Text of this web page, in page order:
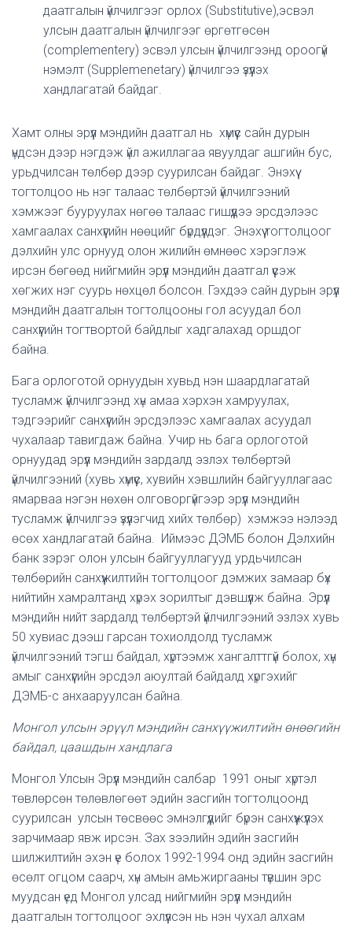
даатгалын үйлчилгээг орлох (Substitutive),эсвэл
улсын даатгалын үйлчилгээг өргөтгөсөн
(complementery) эсвэл улсын үйлчилгээнд ороогүй
нэмэлт (Supplemenetary) үйлчилгээ үзүүлэх
хандлагатай байдаг.
Хамт олны эрүүл мэндийн даатгал нь хүмүүс сайн дурын
үндсэн дээр нэгдэж үйл ажиллагаа явуулдаг ашгийн бус,
урьдчилсан төлбөр дээр суурилсан байдаг. Энэхүү
тогтолцоо нь нэг талаас төлбөртэй үйлчилгээний
хэмжээг бууруулах нөгөө талаас гишүүдээ эрсдэлээс
хамгаалах санхүүгийн нөөцийг бүрдүүлдэг. Энэхүү тогтолцоог
дэлхийн улс орнууд олон жилийн өмнөөс хэрэглэж
ирсэн бөгөөд нийгмийн эрүүл мэндийн даатгал үүсэж
хөгжих нэг суурь нөхцөл болсон. Гэхдээ сайн дурын эрүүл
мэндийн даатгалын тогтолцооны гол асуудал бол
санхүүгийн тогтвортой байдлыг хадгалахад оршдог
байна.
Бага орлоготой орнуудын хувьд нэн шаардлагатай
тусламж үйлчилгээнд хүн амаа хэрхэн хамруулах,
тэдгээрийг санхүүгийн эрсдэлээс хамгаалах асуудал
чухалаар тавигдаж байна. Учир нь бага орлоготой
орнуудад эрүүл мэндийн зардалд эзлэх төлбөртэй
үйлчилгээний (хувь хүмүүс, хувийн хэвшлийн байгууллагаас
ямарваа нэгэн нөхөн олговоргүйгээр эрүүл мэндийн
тусламж үйлчилгээ үзүүлэгчид хийх төлбөр) хэмжээ нэлээд
өсөх хандлагатай байна. Иймээс ДЭМБ болон Дэлхийн
банк зэрэг олон улсын байгууллагууд урдьчилсан
төлбөрийн санхүүжилтийн тогтолцоог дэмжих замаар бүх
нийтийн хамралтанд хүрэх зорилтыг дэвшүүлж байна. Эрүүл
мэндийн нийт зардалд төлбөртэй үйлчилгээний эзлэх хувь
50 хувиас дээш гарсан тохиолдолд тусламж
үйлчилгээний тэгш байдал, хүртээмж хангалттгүй болох, хүн
амыг санхүүгийн эрсдэл аюултай байдалд хүргэхийг
ДЭМБ-с анхааруулсан байна.
Монгол улсын эрүүл мэндийн санхүүжилтийн өнөөгийн
байдал, цаашдын хандлага
Монгол Улсын Эрүүл мэндийн салбар 1991 оныг хүртэл
төвлөрсөн төлөвлөгөөт эдийн засгийн тогтолцоонд
суурилсан улсын төсвөөс эмнэлгүүдийг бүрэн санхүүжүүлэх
зарчимаар явж ирсэн. Зах зээлийн эдийн засгийн
шилжилтийн эхэн үе болох 1992-1994 онд эдийн засгийн
өсөлт огцом саарч, хүн амын амьжиргааны түвшин эрс
муудсан үед Монгол улсад нийгмийн эрүүл мэндийн
даатгалын тогтолцоог эхлүүлсэн нь нэн чухал алхам